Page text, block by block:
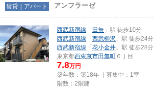
賃貸｜アパート アンフラーゼ
西武新宿線 「 田無 」駅 徒歩10分
西武新宿線 「 西武柳沢 」駅 徒歩24分
西武新宿線 「 花小金井 」駅 徒歩28分
東京都西東京市田無町 ６丁目
7.8万円
築年数：築18年 ｜募集中： 1室
階数：2階建